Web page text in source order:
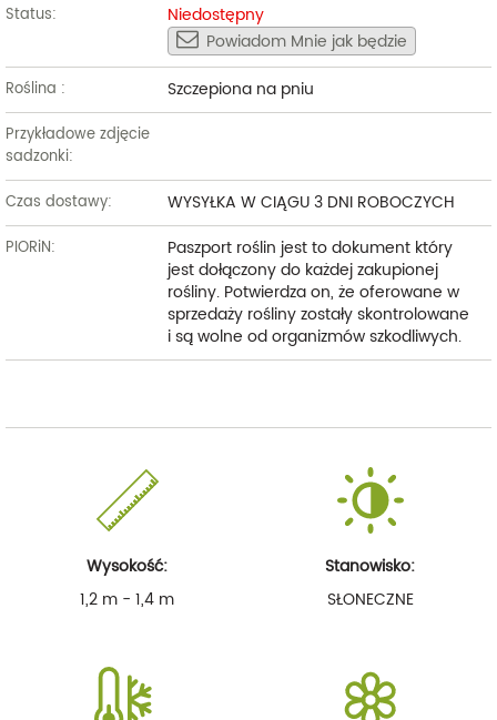
Status:
Niedostępny
Powiadom Mnie jak będzie
Roślina : Szczepiona na pniu
Przykładowe zdjęcie
sadzonki:
Czas dostawy:
WYSYŁKA W CIĄGU 3 DNI ROBOCZYCH
PIORiN:
Paszport roślin jest to dokument który
jest dołączony do każdej zakupionej
rośliny. Potwierdza on, że oferowane w
sprzedaży rośliny zostały skontrolowane
i są wolne od organizmów szkodliwych.
Wysokość:
1,2 m - 1,4 m
Stanowisko:
SŁONECZNE